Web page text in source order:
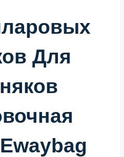
Для